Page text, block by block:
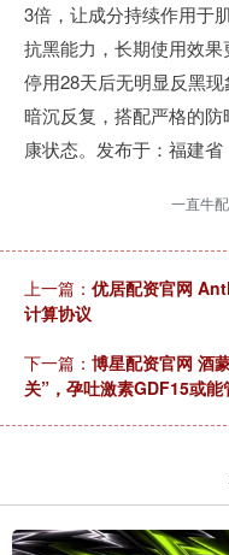
3倍，让成分持续作用于
抗黑能力，长期使用效果
停用28天后无明显反黑现
暗沉反复，搭配严格的
康状态。发布于：福建省
一直牛
上一篇： 优居配资官网
计算协议
下一篇： 博星配资官网 酒
关”，孕吐激素GDF15或能